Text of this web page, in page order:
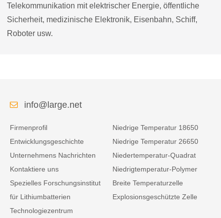
Telekommunikation mit elektrischer Energie, öffentliche
Sicherheit, medizinische Elektronik, Eisenbahn, Schiff,
Roboter usw.
info@large.net
Firmenprofil
Entwicklungsgeschichte
Unternehmens Nachrichten
Kontaktiere uns
Spezielles Forschungsinstitut
für Lithiumbatterien
Technologiezentrum
Niedrige Temperatur 18650
Niedrige Temperatur 26650
Niedertemperatur-Quadrat
Niedrigtemperatur-Polymer
Breite Temperaturzelle
Explosionsgeschützte Zelle